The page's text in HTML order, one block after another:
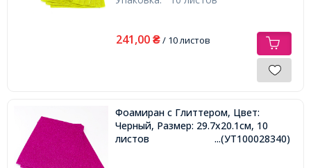
241,00 ₴/ 10 листов
Фоамиран с Глиттером, Цвет:
Черный, Размер: 29.7x20.1см, 10
листов
...(УТ100028340)